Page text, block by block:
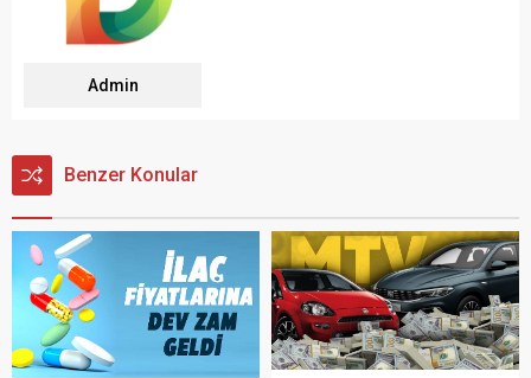
Admin
Benzer Konular